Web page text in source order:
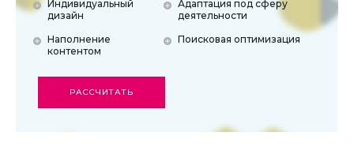
Индивидуальный
дизайн
Наполнение
контентом
Адаптация под сферу
деятельности
Поисковая оптимизация
РАССЧИТАТЬ